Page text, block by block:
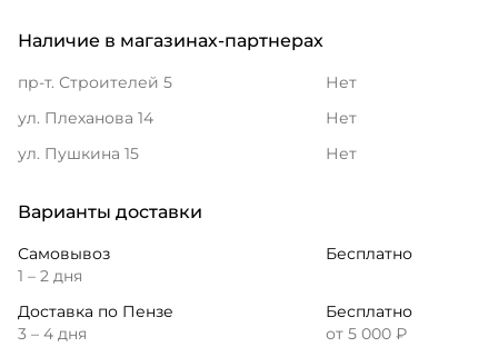
Наличие в магазинах-партнерах
пр-т. Строителей 5
Нет
ул. Плеханова 14
Нет
ул. Пушкина 15
Нет
Варианты доставки
Самовывоз
1 – 2 дня
Бесплатно
Доставка по Пензе
3 – 4 дня
Бесплатно
от 5 000 ₽